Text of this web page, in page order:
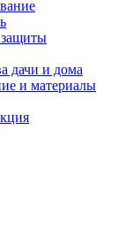
дачи и дома
и материалы